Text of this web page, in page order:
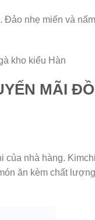
Đảo nhẹ miến và
kho kiểu Hàn
MÃI
của nhà hàng.
ăn kèm chất